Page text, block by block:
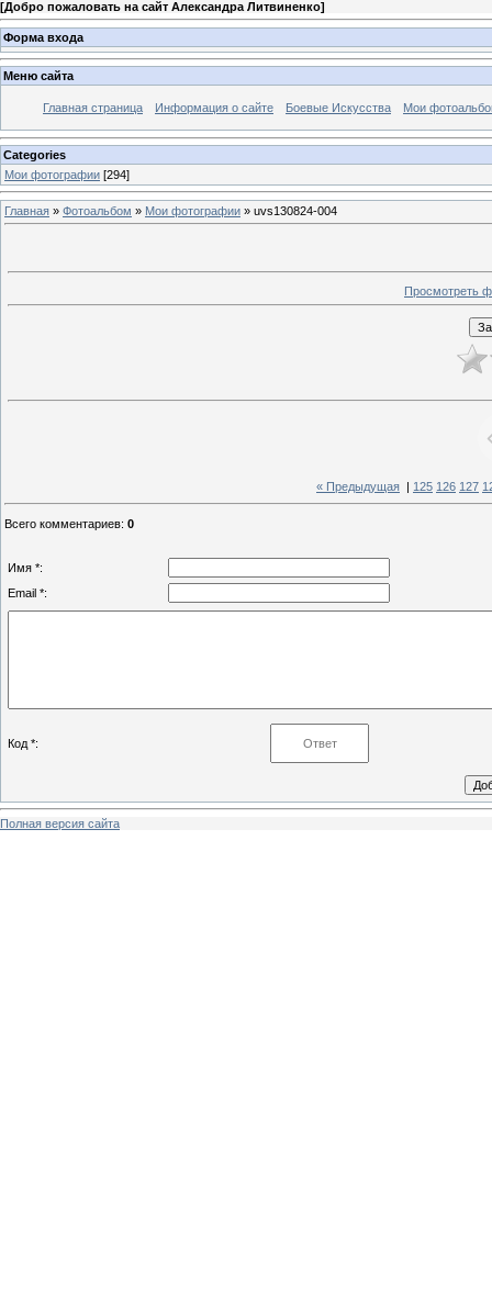
[Добро пожаловать на сайт Александра Литвиненко]
Форма входа
Меню сайта
Главная страница Информация о сайте Боевые Искусства Мои
Categories
Мои фотографии [294]
Главная » Фотоальбом » Мои фотографии » uvs130824-004
Просмотреть
« Предыдущая 125 126 127
Всего комментариев: 0
Имя *:
Email *:
Код *:
Полная версия сайта